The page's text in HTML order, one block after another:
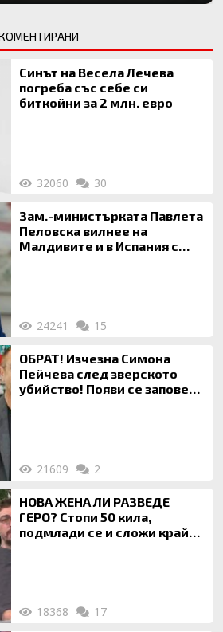
Синът на Весела Лечева
погреба със себе си
биткойни за 2 млн. евро
32060 30
Зам.-министърката Павлета
Пеловска вилнее на
Малдивите и в Испания с
24241 15
ОБРАТ! Изчезна Симона
Пейчева след зверското
убийство! Появи се заповед
21609 2
НОВА ЖЕНА ЛИ РАЗВЕДЕ
ГЕРО? Стопи 50 кила,
подмлади се и сложи край
18368 17